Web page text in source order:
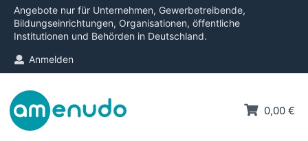
Angebote nur für Unternehmen, Gewerbetreibende,
Bildungseinrichtungen, Organisationen, öffentliche
Institutionen und Behörden in Deutschland.
Anmelden
0,00 €